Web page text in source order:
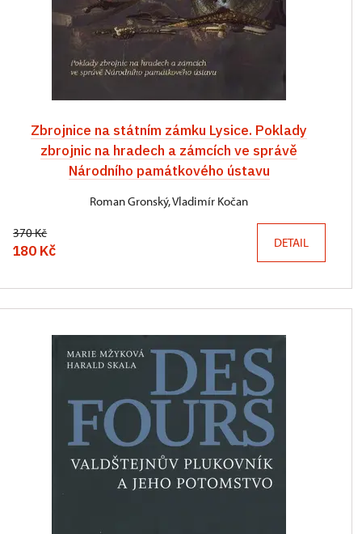
Zbrojnice na státním zámku Lysice. Poklady
zbrojnic na hradech a zámcích ve správě
Národního památkového ústavu
Roman Gronský, Vladimír Kočan
370 Kč
180 Kč DETAIL